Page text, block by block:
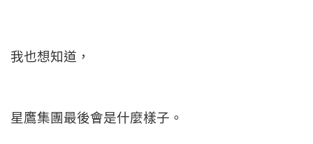
我也想知道，
星鷹集團最後會是什麼樣子。